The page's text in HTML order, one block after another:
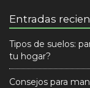
Entradas
Tipos de suelos:
tu hogar?
Consejos para